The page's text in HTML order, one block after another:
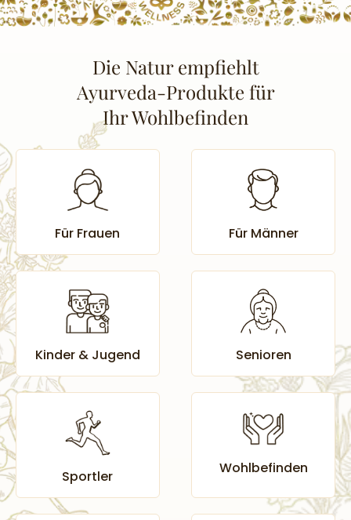
Die Natur empfiehlt
Ayurveda-Produkte für
Ihr Wohlbefinden
Für Frauen Für Männer
Kinder & Jugend Senioren
Sportler Wohlbefinden